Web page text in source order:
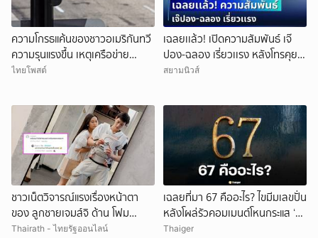
ความโกรธแค้นของชาวอเมริกันทวี
ความรุนแรงขึ้น เหตุเครือข่าย
กล้องCCTVละเมิดความเป็นส่วน
ไทยโพสต์
เฉลยเเล้ว! เปิดความสัมพันธ์ เจ๊
ปอง-ฉลอง เรี่ยวเเรง หลังโทรคุย
กลางรายการ
สยามนิวส์
ชาวเน็ตวิจารณ์แรงเรื่องหน้าตา
ของ ลูกชายเจมส์จิ ด้าน โฟม
ภรรยา ไม่อยู่เฉย สวนกลับทันที
Thairath - ไทยรัฐออนไลน์
เฉลยที่มา 67 คืออะไร? ไขมีมเลขปั่น
หลังโผล่รัวคอมเมนต์โหนกระแส ‘ยู
ทูบเบอร์หัวสี’
Thaiger